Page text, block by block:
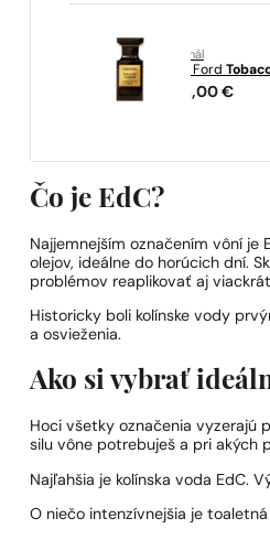
originál
Tom Ford
258,00 €
Čo je EdC?
Najjemnejším označením vôní je
olejov, ideálne do horúcich dní.
problémov reaplikovať aj
Historicky boli kolínske vody
a osvieženia.
Ako si vybrať
Hoci všetky označenia vyzerajú
silu vône potrebuješ a pri akých
Najľahšia je kolínska voda EdC.
O niečo intenzívnejšia je